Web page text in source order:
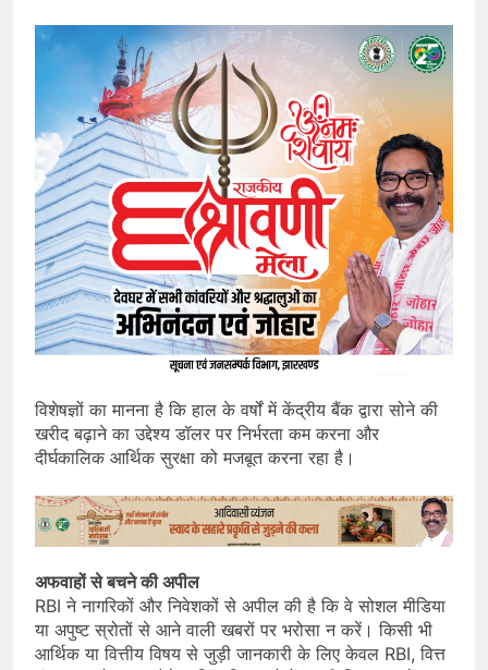
विशेषज्ञों का मानना है कि हाल के वर्षों में केंद्रीय बैंक द्वारा सोने की
खरीद बढ़ाने का उद्देश्य डॉलर पर निर्भरता कम करना और
दीर्घकालिक आर्थिक सुरक्षा को मजबूत करना रहा है।
अफवाहों से बचने की अपील
RBI ने नागरिकों और निवेशकों से अपील की है कि वे सोशल मीडिया
या अपुष्ट स्रोतों से आने वाली खबरों पर भरोसा न करें। किसी भी
आर्थिक या वित्तीय विषय से जुड़ी जानकारी के लिए केवल RBI, वित्त